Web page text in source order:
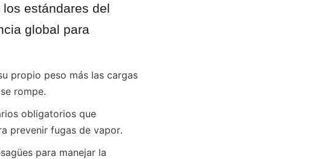
estándares del
global para
propio peso más las cargas
rompe.
obligatorios que
prevenir fugas de vapor.
para manejar la